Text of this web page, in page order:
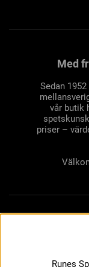
Med
Sedan
vår butik
priser –
Runes